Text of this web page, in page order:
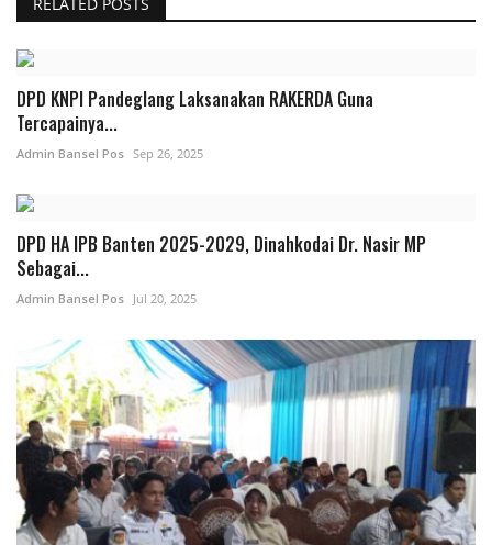
DPD KNPI Pandeglang Laksanakan RAKERDA Guna
Tercapainya...
Admin Bansel Pos Sep 26, 2025
DPD HA IPB Banten 2025-2029, Dinahkodai Dr. Nasir MP
Sebagai...
Admin Bansel Pos Jul 20, 2025